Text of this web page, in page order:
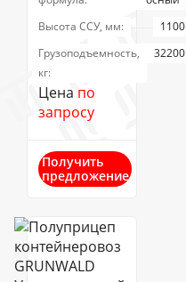
Высота ССУ, мм:
1100
Грузоподъемность,
кг:
32200
Цена по
запросу
Получить
предложение